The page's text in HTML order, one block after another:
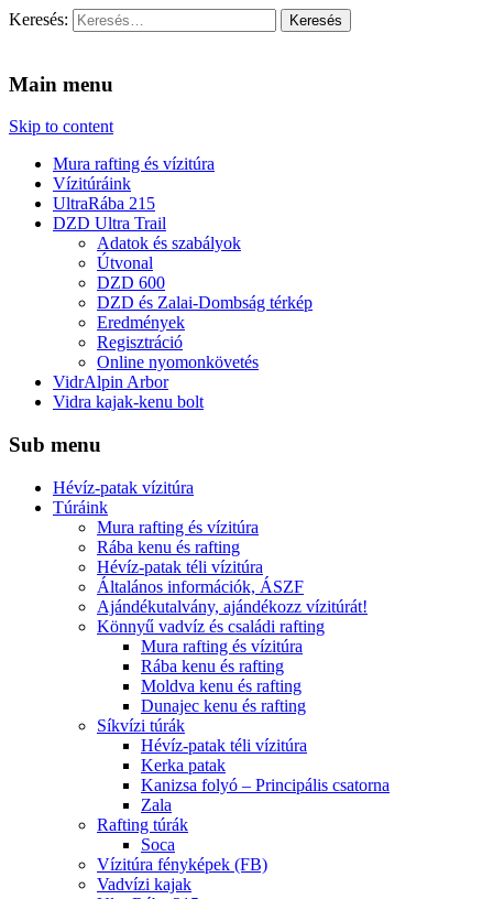
Keresés:
Main menu
Skip to content
Mura rafting és vízitúra
Vízitúráink
UltraRába 215
DZD Ultra Trail
Adatok és szabályok
Útvonal
DZD 600
DZD és Zalai-Dombság térkép
Eredmények
Regisztráció
Online nyomonkövetés
VidrAlpin Arbor
Vidra kajak-kenu bolt
Sub menu
Hévíz-patak vízitúra
Túráink
Mura rafting és vízitúra
Rába kenu és rafting
Hévíz-patak téli vízitúra
Általános információk, ÁSZF
Ajándékutalvány, ajándékozz vízitúrát!
Könnyű vadvíz és családi rafting
Mura rafting és vízitúra
Rába kenu és rafting
Moldva kenu és rafting
Dunajec kenu és rafting
Síkvízi túrák
Hévíz-patak téli vízitúra
Kerka patak
Kanizsa folyó – Principális csatorna
Zala
Rafting túrák
Soca
Vízitúra fényképek (FB)
Vadvízi kajak